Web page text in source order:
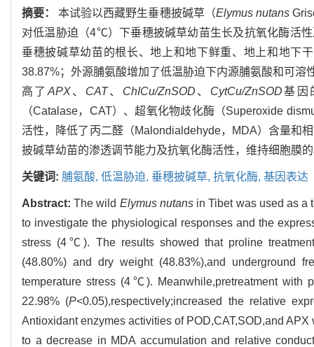
摘要：本试验以西藏野生垂穗披碱草（Elymus nutans
对低温胁迫（4℃）下垂穗披碱草幼苗生长及抗氧化酶活
垂穗披碱草幼苗的根长、地上和地下鲜重、地上和地下
38.87%；外源脯氨酸增加了低温胁迫下内源脯氨酸和可溶
高了 APX、 CAT、 ChICu/ZnSOD 、 CytCu/ZnSOD基因
（Catalase，CAT）、超氧化物歧化酶（Superoxide
活性，降低了丙二醛（Malondialdehyde，MDA）含量和
披碱草幼苗的渗透调节能力及抗氧化酶活性，维持细胞膜
关键词: 脯氨酸, 低温胁迫, 垂穗披碱草, 抗氧化酶, 基因表达
Abstract:The wild Elymus nutansin Tibet was used as a
to investigate the physiological responses and the
stress (4℃). The results showed that proline
(48.80%) and dry weight (48.83%),and underground
temperature stress (4℃). Meanwhile,pretreatment with
22.98% (P<0.05),respectively;increased the relative
Antioxidant enzymes activities of POD,CAT,SOD,and APX
to a decrease in MDA accumulation and relative